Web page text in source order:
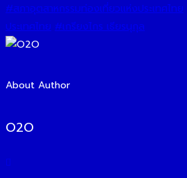
#สภาอุตสาหกรรมท่องเที่ยวแห่งประเทศไทย
ประเทศไทย #เกรียงไกร เธียรนุกุล
About Author
O2O